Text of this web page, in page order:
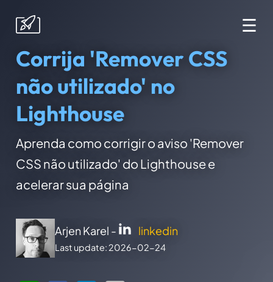
☰
Corrija 'Remover CSS
não utilizado' no
Lighthouse
Aprenda como corrigir o aviso 'Remover
CSS não utilizado' do Lighthouse e
acelerar sua página
Arjen Karel - linkedin
Last update: 2026-02-24